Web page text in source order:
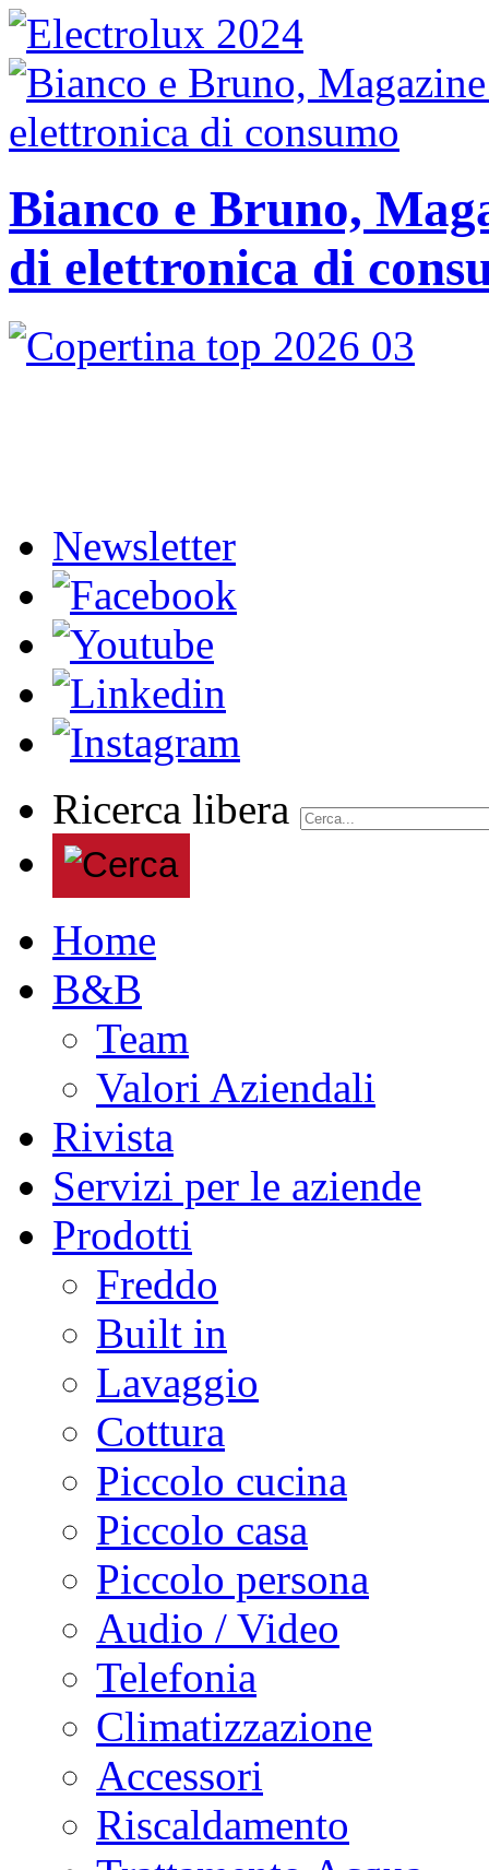
Bianco e Bruno,
di elettronica di
Newsletter
Ricerca libera
Home
B&B
Team
Valori Aziendali
Rivista
Servizi per le aziende
Prodotti
Freddo
Built in
Lavaggio
Cottura
Piccolo cucina
Piccolo casa
Piccolo persona
Audio / Video
Telefonia
Climatizzazione
Accessori
Riscaldamento